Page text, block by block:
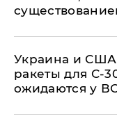
Украина и США
ракеты для С-
ожидаются у